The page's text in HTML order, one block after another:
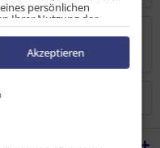
diskutieren...mehr
persönlichen
Ihrer Nutzung der
anderer
von Cookies und Pixeln
Sie auf den
und dort die
unsere Partner:
auf einem Endgerät
Akzeptieren